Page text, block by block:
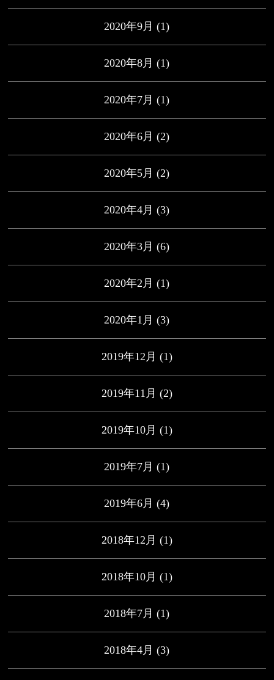
2020年9月 (1)
2020年8月 (1)
2020年7月 (1)
2020年6月 (2)
2020年5月 (2)
2020年4月 (3)
2020年3月 (6)
2020年2月 (1)
2020年1月 (3)
2019年12月 (1)
2019年11月 (2)
2019年10月 (1)
2019年7月 (1)
2019年6月 (4)
2018年12月 (1)
2018年10月 (1)
2018年7月 (1)
2018年4月 (3)